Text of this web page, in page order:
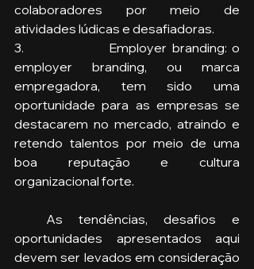
colaboradores por meio de
atividades lúdicas e desafiadoras.
3.                 Employer branding: o
employer branding, ou marca
empregadora, tem sido uma
oportunidade para as empresas se
destacarem no mercado, atraindo e
retendo talentos por meio de uma
boa reputação e cultura
organizacional forte.
oportunidades apresentados aqui
devem ser levados em consideração